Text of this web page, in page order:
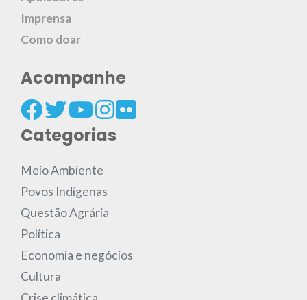
Imprensa
Como doar
Acompanhe
Categorias
Meio Ambiente
Povos Indígenas
Questão Agrária
Política
Economia e negócios
Cultura